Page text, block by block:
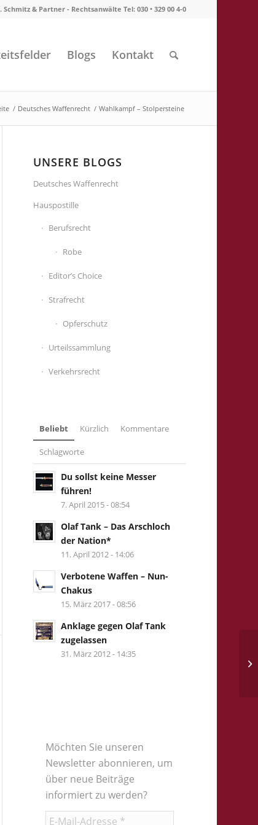
Schmitz & Partner - Rechtsanwälte Tel: 030 • 329 00 4-0
Blogs Kontakt
/ Deutsches Waffenrecht / Wahlkampf – Stolpersteine
UNSERE BLOGS
Deutsches Waffenrecht
Hauspostille
Berufsrecht
Robe
Editor’s Choice
Strafrecht
Opferschutz
Urteilssammlung
Verkehrsrecht
Beliebt Kürzlich Kommentare
Schlagworte
Du sollst keine Messer
führen!
7. April 2015 - 08:54
Olaf Tank – Das Arschloch
der Nation*
11. April 2012 - 14:06
Verbotene Waffen – Nun-
Chakus
15. März 2017 - 08:56
Anklage gegen Olaf Tank
zugelassen
31. März 2012 - 14:35
Möchten Sie unseren
Newsletter abonnieren, um
über neue Beiträge
informiert zu werden?